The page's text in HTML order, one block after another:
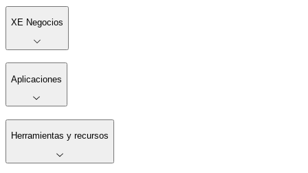
XE Negocios
Aplicaciones
Herramientas y recursos